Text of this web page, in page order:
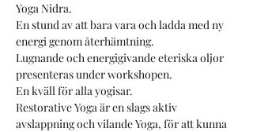
Yoga Nidra.
En stund av att bara vara och ladda med ny
energi genom återhämtning.
Lugnande och energigivande eteriska oljor
presenteras under workshopen.
En kväll för alla yogisar.
Restorative Yoga är en slags aktiv
avslappning och vilande Yoga, för att kunna